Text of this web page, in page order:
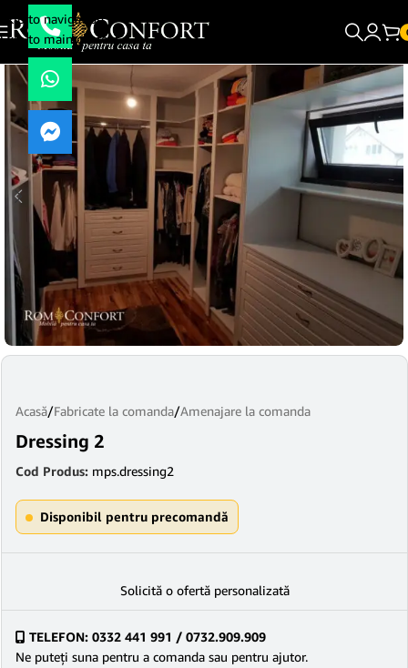
Skip to navigation
Skip to main content
Acasă/Fabricate la comanda/Amenajare la comanda
Dressing 2
Cod Produs: mps.dressing2
Disponibil pentru precomandă
Solicită o ofertă personalizată
TELEFON: 0332 441 991 / 0732.909.909
Ne puteţi suna pentru a comanda sau pentru ajutor.